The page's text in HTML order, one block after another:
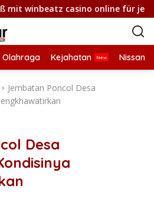
winbeatz casino online für jeden
Olahraga Kejahatan Nissan
Jembatan Poncol Desa
Desa